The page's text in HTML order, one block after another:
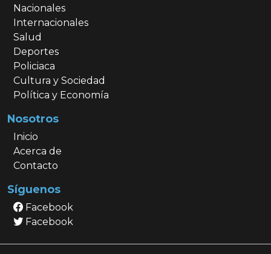
Nacionales
Internacionales
Salud
Deportes
Policiaca
Cultura y Sociedad
Política y Economía
Nosotros
Inicio
Acerca de
Contacto
Síguenos
Facebook
Facebook